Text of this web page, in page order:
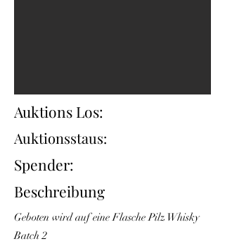
Auktions Los:
Auktionsstaus:
Spender:
Beschreibung
Geboten wird auf eine Flasche Pilz Whisky
Batch 2